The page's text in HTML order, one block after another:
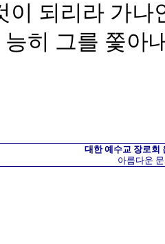
이 되리라 가
히 그를 쫓아
대한 예수교 장로회
아름다운